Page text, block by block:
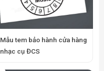
Mẫu tem bảo hành cửa hàng
nhạc cụ ĐCS